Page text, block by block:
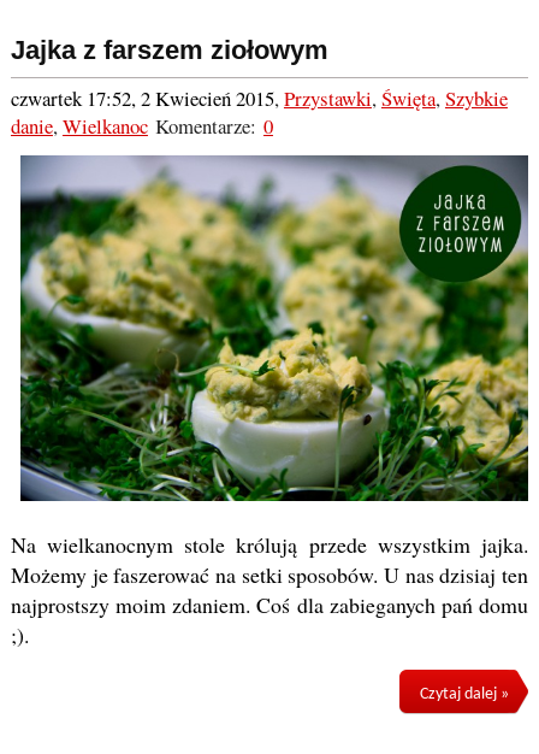
Jajka z farszem ziołowym
czwartek 17:52, 2 Kwiecień 2015,Przystawki,Święta,Szybkie
danie,WielkanocKomentarze: 0
Na wielkanocnym stole królują przede wszystkim jajka.
Możemy je faszerować na setki sposobów. U nas dzisiaj ten
najprostszy moim zdaniem. Coś dla zabieganych pań domu
;).
Czytaj dalej »